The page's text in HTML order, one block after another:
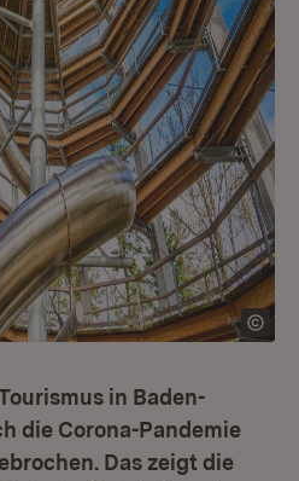
in Baden-
die Corona-Pandemie
Das zeigt die